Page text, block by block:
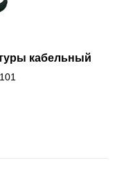
кабельный